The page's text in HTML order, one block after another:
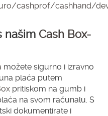
cashprof/cashhand/
našim Cash Box-
možete sigurno i izravno
plaća putem
pritiskom na gumb i
na svom računalu. S
dokumentirate i